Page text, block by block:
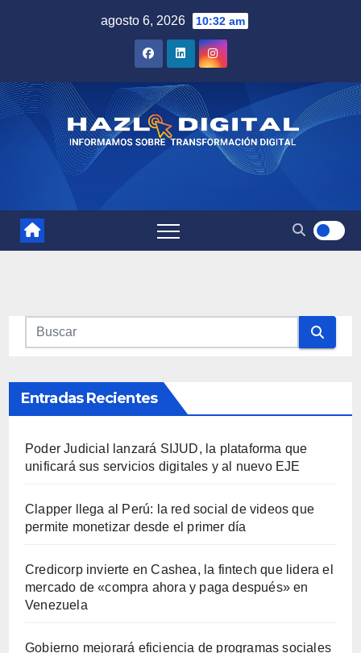
agosto 6, 2026 10:32 am
Entradas Recientes
Poder Judicial lanzará SIJUD, la plataforma que
unificará sus servicios digitales y al nuevo EJE
Clapper llega al Perú: la red social de videos que
permite monetizar desde el primer día
Credicorp invierte en Cashea, la fintech que lidera el
mercado de «compra ahora y paga después» en
Venezuela
Gobierno mejorará eficiencia de programas sociales